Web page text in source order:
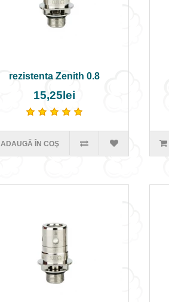
rezistenta Zenith 0.8
15,25lei
ADAUGĂ ÎN COŞ